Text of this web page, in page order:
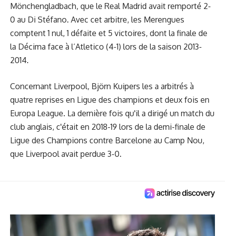
Mönchengladbach, que le Real Madrid avait remporté 2-
0 au Di Stéfano. Avec cet arbitre, les Merengues
comptent 1 nul, 1 défaite et 5 victoires, dont la finale de
la Décima face à l’Atletico (4-1) lors de la saison 2013-
2014.
Concernant Liverpool, Björn Kuipers les a arbitrés à
quatre reprises en Ligue des champions et deux fois en
Europa League. La dernière fois qu'il a dirigé un match du
club anglais, c'était en 2018-19 lors de la demi-finale de
Ligue des Champions contre Barcelone au Camp Nou,
que Liverpool avait perdue 3-0.